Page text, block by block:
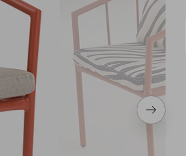
Volgend
item